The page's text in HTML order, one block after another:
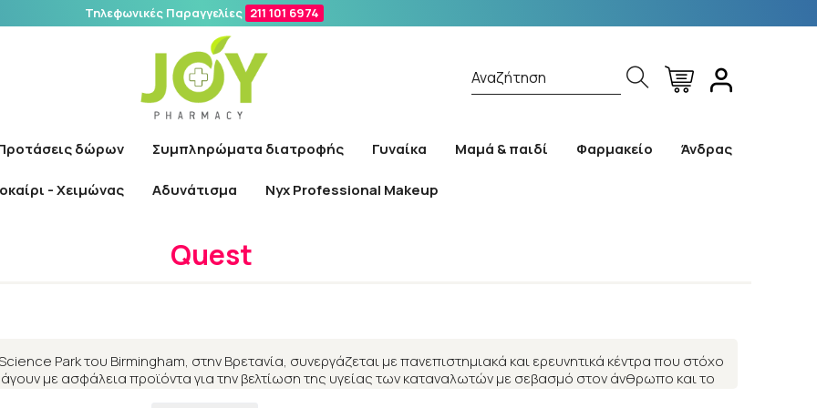
Τηλεφωνικές Παραγγελίες 211 101 6974
Αναζήτηση
δώρων Συμπληρώματα διατροφής Γυναίκα Μαμά & παιδί Φαρμακείο Άνδρας
- Χειμώνας Αδυνάτισμα Nyx Professional Makeup
Αναζήτηση
Αρχική / Εταιρίες Quest
Quest
Park του Birmingham, στην Βρετανία, συνεργάζεται με πανεπιστημιακά και ερευνητικά κέντρα που στόχο
με ασφάλεια προϊόντα για την βελτίωση της υγείας των καταναλωτών με σεβασμό στον άνθρωπο και το